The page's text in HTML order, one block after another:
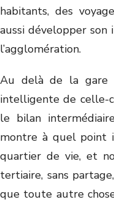
habitants, des
aussi développer
l’agglomération.
Au delà de la gare
intelligente de celle-
le bilan
montre à quel point
quartier de vie, et
tertiaire, sans
que toute autre